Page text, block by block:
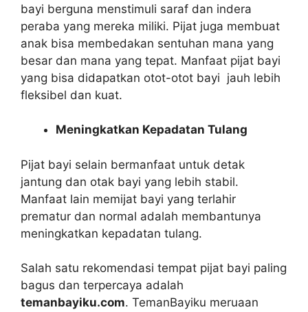
bayi berguna menstimuli saraf dan indera
peraba yang mereka miliki. Pijat juga membuat
anak bisa membedakan sentuhan mana yang
besar dan mana yang tepat. Manfaat pijat bayi
yang bisa didapatkan otot-otot bayi jauh lebih
fleksibel dan kuat.
Meningkatkan Kepadatan Tulang
Pijat bayi selain bermanfaat untuk detak
jantung dan otak bayi yang lebih stabil.
Manfaat lain memijat bayi yang terlahir
prematur dan normal adalah membantunya
meningkatkan kepadatan tulang.
Salah satu rekomendasi tempat pijat bayi paling
bagus dan terpercaya adalah
temanbayiku.com. TemanBayiku meruaan